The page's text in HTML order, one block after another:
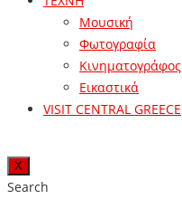
Μουσική
Φωτογραφία
Κινηματογράφος
Εικαστικά
VISIT CENTRAL GREECE
X
Search